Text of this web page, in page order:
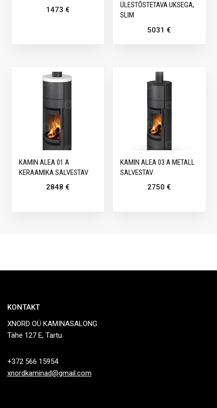
1473 €
ÜLESTÕSTETAVA UKSEGA,
SLIM
5031€
KAMIN ALEA 01 A
KERAAMIKA SALVESTAV
2848 €
KAMIN ALEA 03 A METALL
SALVESTAV
2750€
KONTAKT
XNORD OÜ KAMINASALONG
Tähe 127 E, Tartu
+372 566 15954
xnordkaminad@gmail.com